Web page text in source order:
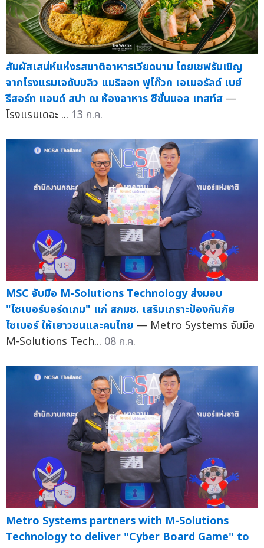
สัมผัสเสน่ห์แห่งรสชาติอาหารเวียดนาม โดยเชฟรับเชิญ
จากโรงแรมเจดับบลิว แมริออท ฟูโก๊วก เอเมอรัลด์ เบย์
รีสอร์ท แอนด์ สปา ณ ห้องอาหาร ซีซั่นนอล เทสท์ส —
โรงแรมเดอะ ... 13 ก.ค.
MSC จับมือ M-Solutions Technology ส่งมอบ
"ไซเบอร์บอร์ดเกม" แก่ สกมช. เสริมเกราะป้องกันภัย
ไซเบอร์ ให้เยาวชนและคนไทย — Metro Systems จับมือ
M-Solutions Tech... 08 ก.ค.
Metro Systems partners with M-Solutions
Technology to deliver "Cyber Board Game" to